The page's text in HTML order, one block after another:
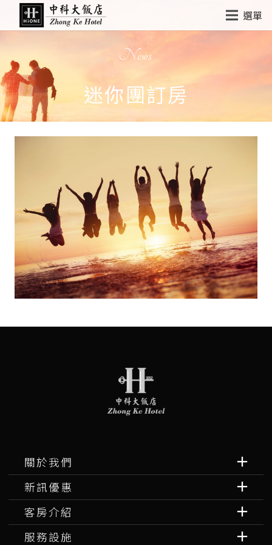
選單
News
迷你團訂房
關於我們
新訊優惠
客房介紹
服務設施